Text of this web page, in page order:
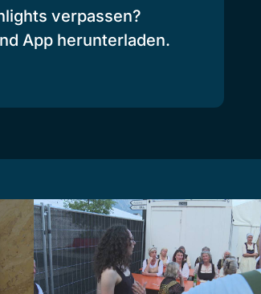
verpassen?
App herunterladen.